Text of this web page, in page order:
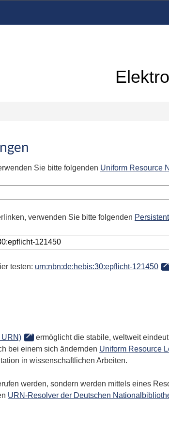
Sie bitte folgenden Uniform Resource
verwenden Sie bitte folgenden
testen: urn:nbn:de:hebis:30:epflicht-121450
URN)
ermöglicht die stabile, weltweit
bei einem sich ändernden Uniform Resource
in wissenschaftlichen Arbeiten.
werden, sondern werden mittels eines
URN-Resolver der Deutschen